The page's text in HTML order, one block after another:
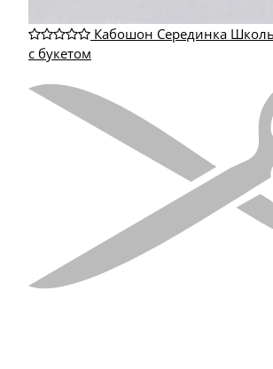
Кабошон Серединка
с букетом